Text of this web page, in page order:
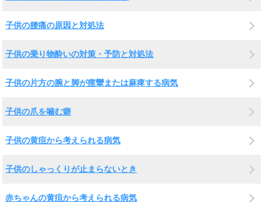
子供の腰痛の原因と対処法
子供の乗り物酔いの対策・予防と対処法
子供の片方の腕と脚が痙攣または麻痺する病気
子供の爪を噛む癖
子供の黄疸から考えられる病気
子供のしゃっくりが止まらないとき
赤ちゃんの黄疸から考えられる病気